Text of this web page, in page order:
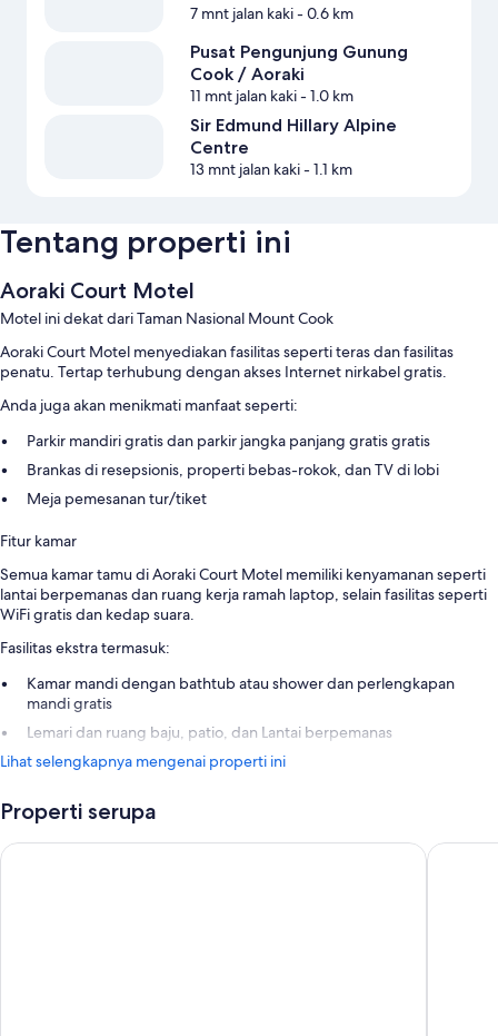
7 mnt jalan kaki- 0.6 km
Pusat Pengunjung Gunung
Cook / Aoraki
11 mnt jalan kaki- 1.0 km
Sir Edmund Hillary Alpine
Centre
13 mnt jalan kaki- 1.1 km
Tentang properti ini
Aoraki Court Motel
Motel ini dekat dari Taman Nasional Mount Cook
Aoraki Court Motel menyediakan fasilitas seperti teras dan fasilitas
penatu. Tertap terhubung dengan akses Internet nirkabel gratis.
Anda juga akan menikmati manfaat seperti:
Parkir mandiri gratis dan parkir jangka panjang gratis gratis
Brankas di resepsionis, properti bebas-rokok, dan TV di lobi
Meja pemesanan tur/tiket
Fitur kamar
Semua kamar tamu di Aoraki Court Motel memiliki kenyamanan seperti
lantai berpemanas dan ruang kerja ramah laptop, selain fasilitas seperti
WiFi gratis dan kedap suara.
Fasilitas ekstra termasuk:
Kamar mandi dengan bathtub atau shower dan perlengkapan
mandi gratis
Lemari dan ruang baju, patio, dan Lantai berpemanas
Lihat selengkapnya mengenai properti ini
Properti serupa
Mt Cook Lodge & Motels The